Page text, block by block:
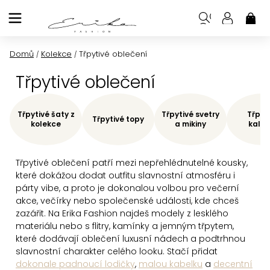
na
Domů / Kolekce / Třpytivé oblečení
Třpytivé oblečení
Třpytivé oblečení patří mezi nepřehlédnutelné kousky,
které dokážou dodat outfitu slavnostní atmosféru i
párty vibe, a proto je dokonalou volbou pro večerní
akce, večírky nebo společenské události, kde chceš
zazářit. Na Erika Fashion najdeš modely z lesklého
materiálu nebo s flitry, kamínky a jemným třpytem,
které dodávají oblečení luxusní nádech a podtrhnou
slavnostní charakter celého looku. Stačí přidat
dokonale padnoucí lodičky, malou kabelku a decentní
Třpytivé šaty z
kolekce
Třpytivé topy
Třpytivé svetry
a mikiny